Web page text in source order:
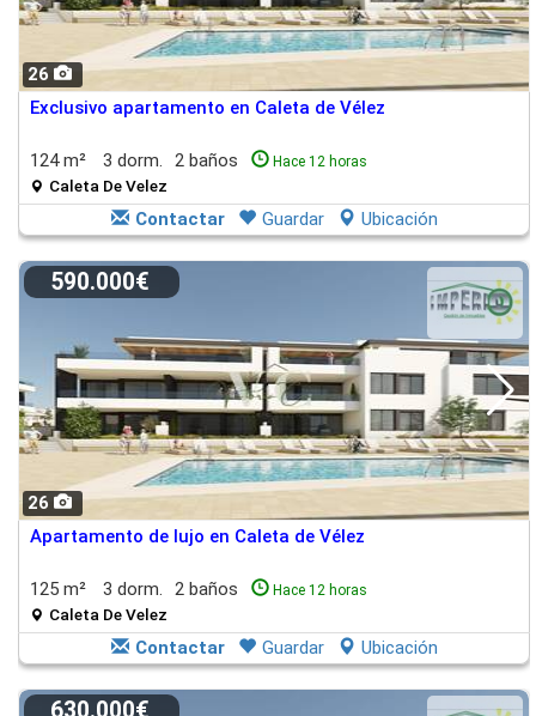
26
Exclusivo apartamento en Caleta de Vélez
124 m² 3 dorm. 2 baños Hace 12 horas
Caleta De Velez
Contactar Guardar Ubicación
26
590.000€
Apartamento de lujo en Caleta de Vélez
125 m² 3 dorm. 2 baños Hace 12 horas
Caleta De Velez
Contactar Guardar Ubicación